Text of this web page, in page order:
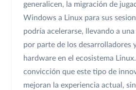
generalicen, la migración de
Windows a Linux para sus
podría acelerarse, llevando a
por parte de los desarrolladores
hardware en el ecosistema
convicción que este tipo de
mejoran la experiencia actual,